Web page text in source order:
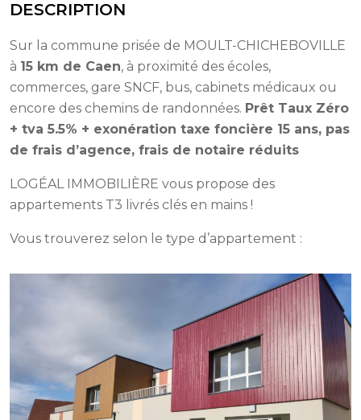
DESCRIPTION
Sur la commune prisée de MOULT-CHICHEBOVILLE
à 15 km de Caen, à proximité des écoles,
commerces, gare SNCF, bus, cabinets médicaux ou
encore des chemins de randonnées. Prêt Taux Zéro
+ tva 5.5% + exonération taxe foncière 15 ans, pas
de frais d’agence, frais de notaire réduits
LOGÉAL IMMOBILIÈRE vous propose des
appartements T3 livrés clés en mains !
Vous trouverez selon le type d’appartement :